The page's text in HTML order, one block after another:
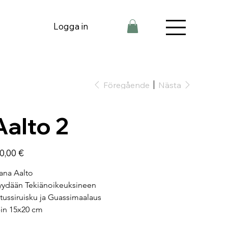
Logga in
Föregående Nästa
2
€
Aalto
Tekiänoikeuksineen
ja Guassimaalaus
15x20 cm